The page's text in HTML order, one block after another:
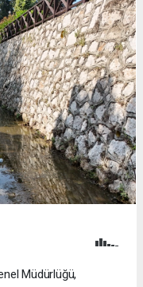
Müdürlüğü,